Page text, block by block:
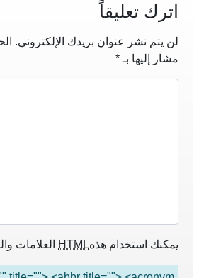
اترك تعليقاً
لن يتم نشر عنوان بريدك الإلكتروني.
مشار إليها بـ *
يمكنك استخدام هذهHTML العلامات